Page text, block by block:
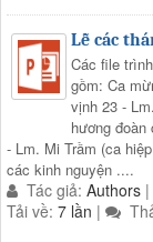
Lễ các
Các file
gồm: Ca
vịnh 23 -
hương
- Lm. Mi Trầm (ca
các kinh nguyện ....
Tác giả: Authors |
Tải về: 7 lần |